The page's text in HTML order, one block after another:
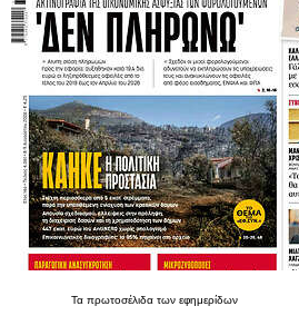
Ταπρωτοσέλιδατωνεφημερίδων